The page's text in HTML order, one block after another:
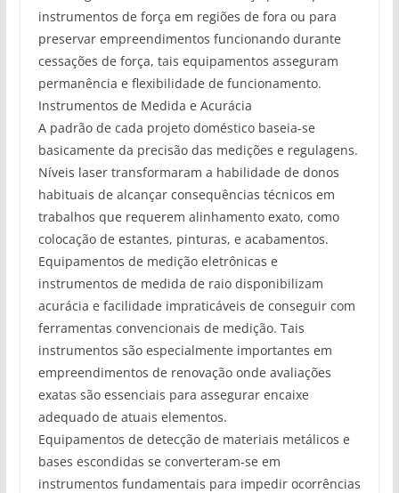
instrumentos de força em regiões de fora ou para
preservar empreendimentos funcionando durante
cessações de força, tais equipamentos asseguram
permanência e flexibilidade de funcionamento.
Instrumentos de Medida e Acurácia
A padrão de cada projeto doméstico baseia-se
basicamente da precisão das medições e regulagens.
Níveis laser transformaram a habilidade de donos
habituais de alcançar consequências técnicos em
trabalhos que requerem alinhamento exato, como
colocação de estantes, pinturas, e acabamentos.
Equipamentos de medição eletrônicas e
instrumentos de medida de raio disponibilizam
acurácia e facilidade impraticáveis de conseguir com
ferramentas convencionais de medição. Tais
instrumentos são especialmente importantes em
empreendimentos de renovação onde avaliações
exatas são essenciais para assegurar encaixe
adequado de atuais elementos.
Equipamentos de detecção de materiais metálicos e
bases escondidas se converteram-se em
instrumentos fundamentais para impedir ocorrências